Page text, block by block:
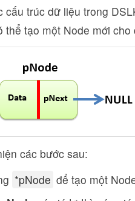
trúc dữ liệu trong
tạo một Node mới
các bước sau:
*pNode để tạo một